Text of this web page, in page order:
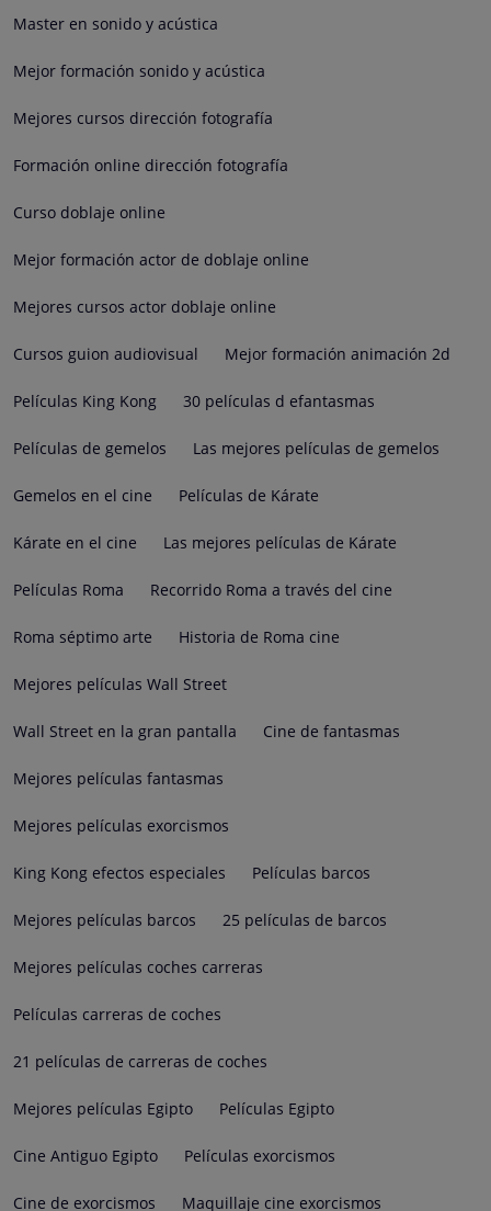
Master en sonido y acústica
Mejor formación sonido y acústica
Mejores cursos dirección fotografía
Formación online dirección fotografía
Curso doblaje online
Mejor formación actor de doblaje online
Mejores cursos actor doblaje online
Cursos guion audiovisual Mejor formación animación 2d
Películas King Kong 30 películas d efantasmas
Películas de gemelos Las mejores películas de gemelos
Gemelos en el cine Películas de Kárate
Kárate en el cine Las mejores películas de Kárate
Películas Roma Recorrido Roma a través del cine
Roma séptimo arte Historia de Roma cine
Mejores películas Wall Street
Wall Street en la gran pantalla Cine de fantasmas
Mejores películas fantasmas
Mejores películas exorcismos
King Kong efectos especiales Películas barcos
Mejores películas barcos 25 películas de barcos
Mejores películas coches carreras
Películas carreras de coches
21 películas de carreras de coches
Mejores películas Egipto Películas Egipto
Cine Antiguo Egipto Películas exorcismos
Cine de exorcismos Maquillaje cine exorcismos